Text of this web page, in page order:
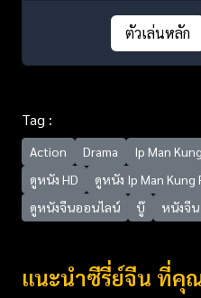
ตัวเล่นหลัก
Tag :
Action Drama Ip Man
ดูหนัง HD
ดูหนัง Ip Man Kung
ดูหนังจีนออนไลน์
บู๊ หนังจีน
แนะนำซีรี่ย์จีน ที่คุ